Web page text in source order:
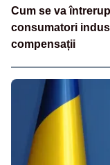
Cum se va
consumatori
compensații